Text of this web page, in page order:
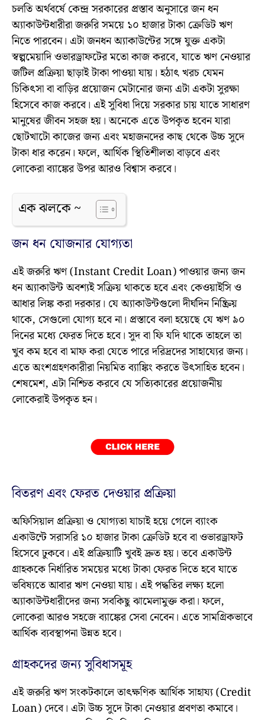
চলতি অর্থবর্ষে কেন্দ্র সরকারের প্রস্তাব অনুসারে জন ধন
অ্যাকাউন্টধারীরা জরুরি সময়ে ১০ হাজার টাকা ক্রেডিট ঋণ
নিতে পারবেন। এটা জনধন অ্যাকাউন্টের সঙ্গে যুক্ত একটা
স্বল্পমেয়াদি ওভারড্রাফটের মতো কাজ করবে, যাতে ঋণ নেওয়ার
জটিল প্রক্রিয়া ছাড়াই টাকা পাওয়া যায়। হঠাৎ খরচ যেমন
চিকিৎসা বা বাড়ির প্রয়োজন মেটানোর জন্য এটা একটা সুরক্ষা
হিসেবে কাজ করবে। এই সুবিধা দিয়ে সরকার চায় যাতে সাধারণ
মানুষের জীবন সহজ হয়। অনেকে এতে উপকৃত হবেন যারা
ছোটখাটো কাজের জন্য এবং মহাজনদের কাছ থেকে উচ্চ সুদে
টাকা ধার করেন। ফলে, আর্থিক স্থিতিশীলতা বাড়বে এবং
লোকেরা ব্যাঙ্কের উপর আরও বিশ্বাস করবে।
এক ঝলকে ~
জন ধন যোজনার যোগ্যতা
এই জরুরি ঋণ (Instant Credit Loan) পাওয়ার জন্য জন
ধন অ্যাকাউন্ট অবশ্যই সক্রিয় থাকতে হবে এবং কেওয়াইসি ও
আধার লিঙ্ক করা দরকার। যে অ্যাকাউন্টগুলো দীর্ঘদিন নিষ্ক্রিয়
থাকে, সেগুলো যোগ্য হবে না। প্রস্তাবে বলা হয়েছে যে ঋণ ৯০
দিনের মধ্যে ফেরত দিতে হবে। সুদ বা ফি যদি থাকে তাহলে তা
খুব কম হবে বা মাফ করা যেতে পারে দরিদ্রদের সাহায্যের জন্য।
এতে অংশগ্রহণকারীরা নিয়মিত ব্যাঙ্কিং করতে উৎসাহিত হবেন।
শেষমেশ, এটা নিশ্চিত করবে যে সত্যিকারের প্রয়োজনীয়
লোকেরাই উপকৃত হন।
বিতরণ এবং ফেরত দেওয়ার প্রক্রিয়া
অফিসিয়াল প্রক্রিয়া ও যোগ্যতা যাচাই হয়ে গেলে ব্যাংক
একাউন্টে সরাসরি ১০ হাজার টাকা ক্রেডিট হবে বা ওভারড্রাফট
হিসেবে ঢুকবে। এই প্রক্রিয়াটি খুবই দ্রুত হয়। তবে একাউন্ট
গ্রাহককে নির্ধারিত সময়ের মধ্যে টাকা ফেরত দিতে হবে যাতে
ভবিষ্যতে আবার ঋণ নেওয়া যায়। এই পদ্ধতির লক্ষ্য হলো
অ্যাকাউন্টধারীদের জন্য সবকিছু ঝামেলামুক্ত করা। ফলে,
লোকেরা আরও সহজে ব্যাঙ্কের সেবা নেবেন। এতে সামগ্রিকভাবে
আর্থিক ব্যবস্থাপনা উন্নত হবে।
গ্রাহকদের জন্য সুবিধাসমূহ
এই জরুরি ঋণ সংকটকালে তাৎক্ষণিক আর্থিক সাহায্য (Credit
Loan) দেবে। এটা উচ্চ সুদে টাকা নেওয়ার প্রবণতা কমাবে।